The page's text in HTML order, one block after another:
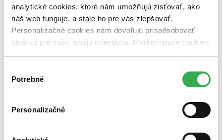
analytické cookies, ktoré nám umožňujú zisťovať, ako
náš web funguje, a stále ho pre vás zlepšovať.
Personalizačné cookies nám dovoľujú prispôsobovať
stránku pre vašu lepšiu orientáciu. Marketingové cookies
nám pomohlo, keby sme mohli používať všetky tieto
súhlasu
Potrebné
Personalizačné
nová (0 titulov)nová
čítaná (0 titulov)čítaná
čítaná - výborný stav (0 titulov)čítaná - výborný stav
čítaná - mierne opotrebovaná (0 titulov)čítaná - mierne
opotrebovaná
čítané verzie vypredaných kníh (0 titulov)čítané verzie
Zúžiť výber